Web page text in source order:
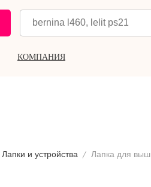
КОМПАНИЯ
Лапки и устройства